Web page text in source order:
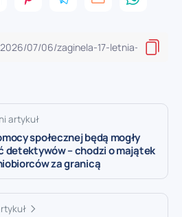
artykuł
społecznej będą mogły
detektywów – chodzi o majątek
za granicą